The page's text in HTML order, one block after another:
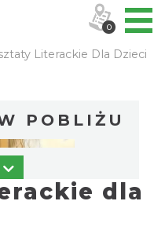
Literackie Dla Dzieci
POBLIŻU
dla
0